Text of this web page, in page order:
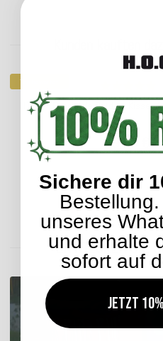
Top bewertet
H.O.C.K. Beach Life Outdoor Kissen
29,99 €
Lieferzeit: ca. 5-7
ENTDECKEN SIE
Sichere dir
unseres
und erhalte
sofort auf
Jetzt